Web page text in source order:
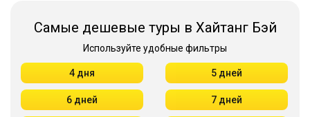
Самые дешевые туры в Хайтанг Бэй
Используйте удобные фильтры
4 дня 5 дней
6 дней 7 дней